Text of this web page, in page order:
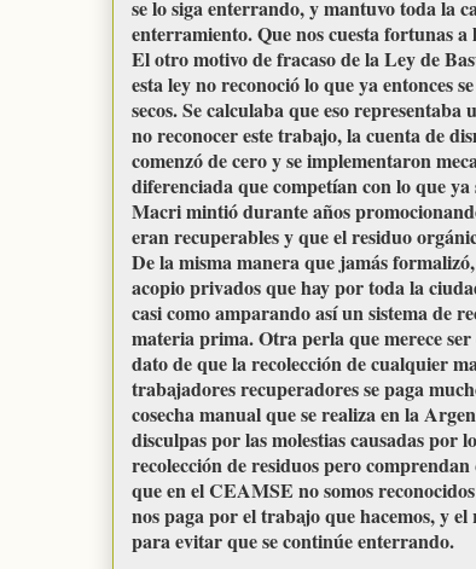
se lo siga enterrando, y mantuvo toda la
enterramiento. Que nos cuesta fortunas a
El otro motivo de fracaso de la Ley de
esta ley no reconoció lo que ya entonces
secos. Se calculaba que eso
no reconocer este trabajo, la cuenta de
comenzó de cero y se implementaron
diferenciada que competían con lo que
Macri mintió durante años
eran recuperables y que el residuo
De la misma manera que jamás
acopio privados que hay por toda la
casi como amparando así un sistema de
materia prima. Otra perla que merece
dato de que la recolección de cualquier
trabajadores recuperadores se paga
cosecha manual que se realiza en la
disculpas por las molestias causadas por
recolección de residuos pero
que en el CEAMSE no somos
nos paga por el trabajo que hacemos, y
para evitar que se continúe enterrando.